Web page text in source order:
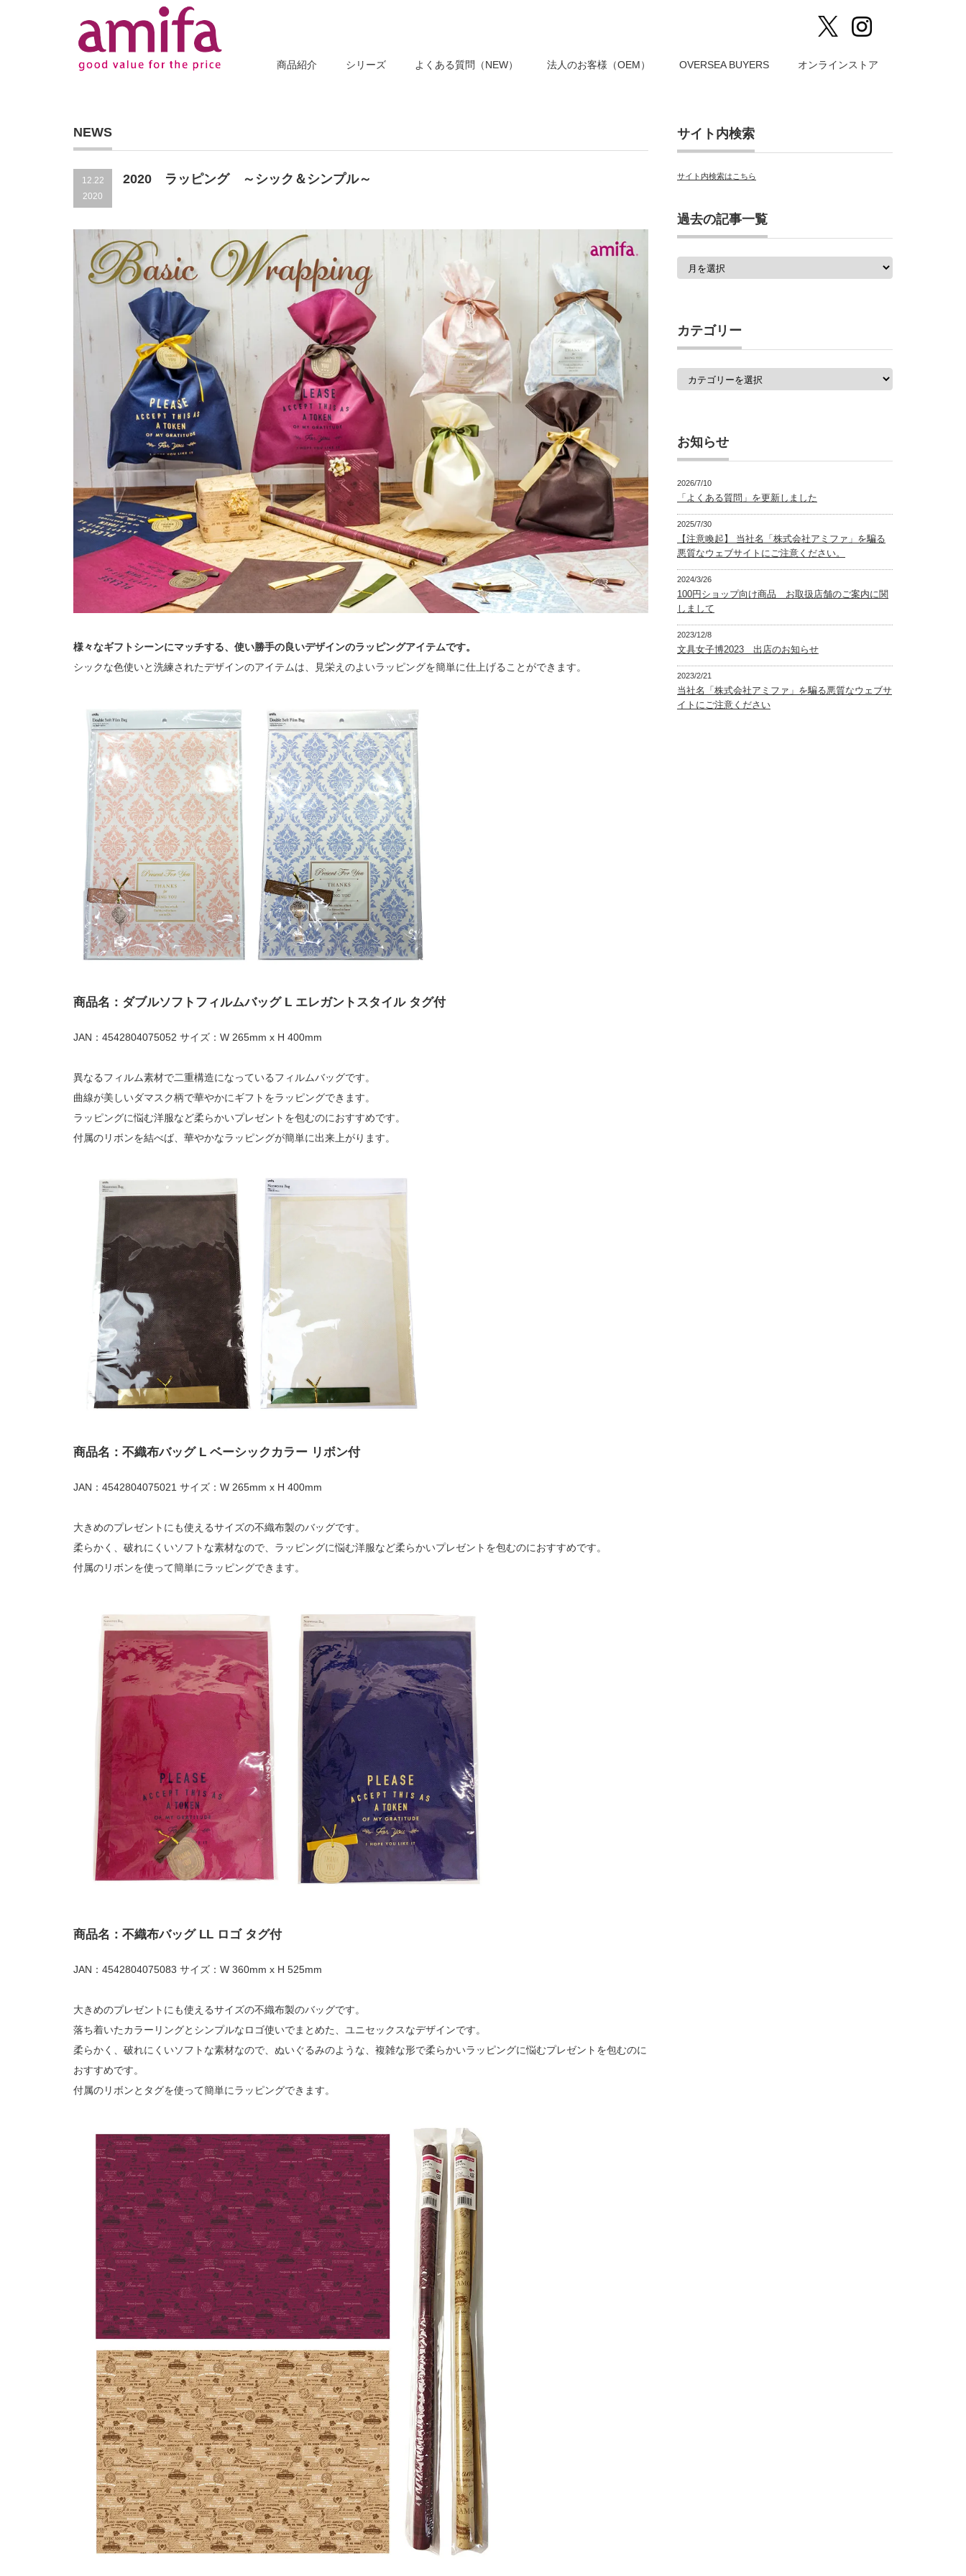
商品紹介 シリーズ よくある質問（NEW） 法人のお客様（OEM） OVERSEA BUYERS オンラインストア
NEWS
12.22
2020
2020 ラッピング ～シック＆シンプル～
様々なギフトシーンにマッチする、使い勝手の良いデザインのラッピングアイテムです。
シックな色使いと洗練されたデザインのアイテムは、見栄えのよいラッピングを簡単に仕上げることができます。
商品名：ダブルソフトフィルムバッグ L エレガントスタイル タグ付
JAN：4542804075052 サイズ：W 265mm x H 400mm
異なるフィルム素材で二重構造になっているフィルムバッグです。
曲線が美しいダマスク柄で華やかにギフトをラッピングできます。
ラッピングに悩む洋服など柔らかいプレゼントを包むのにおすすめです。
付属のリボンを結べば、華やかなラッピングが簡単に出来上がります。
商品名：不織布バッグ L ベーシックカラー リボン付
JAN：4542804075021 サイズ：W 265mm x H 400mm
大きめのプレゼントにも使えるサイズの不織布製のバッグです。
柔らかく、破れにくいソフトな素材なので、ラッピングに悩む洋服など柔らかいプレゼントを包むのにおすすめです。
付属のリボンを使って簡単にラッピングできます。
商品名：不織布バッグ LL ロゴ タグ付
JAN：4542804075083 サイズ：W 360mm x H 525mm
大きめのプレゼントにも使えるサイズの不織布製のバッグです。
落ち着いたカラーリングとシンプルなロゴ使いでまとめた、ユニセックスなデザインです。
柔らかく、破れにくいソフトな素材なので、ぬいぐるみのような、複雑な形で柔らかいラッピングに悩むプレゼントを包むのに
おすすめです。
付属のリボンとタグを使って簡単にラッピングできます。
サイト内検索
サイト内検索はこちら
過去の記事一覧
過
覧
カテゴリー
カ
お知らせ
2026/7/10
「よくある質問」を更新しました
2025/7/30
【注意喚起】 当社名「株式会社アミファ」を騙る
悪質なウェブサイトにご注意ください。
2024/3/26
100円ショップ向け商品 お取扱店舗のご案内に関
しまして
2023/12/8
文具女子博2023 出店のお知らせ
2023/2/21
当社名「株式会社アミファ」を騙る悪質なウェブサ
イトにご注意ください